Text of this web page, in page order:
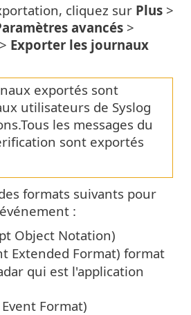
cliquez sur Plus >
avancés >
> Exporter les journaux
exportés sont
utilisateurs de Syslog
les messages du
sont exportés
formats suivants pour
:
Object Notation)
Extended Format) format
qui est l'application
Format)